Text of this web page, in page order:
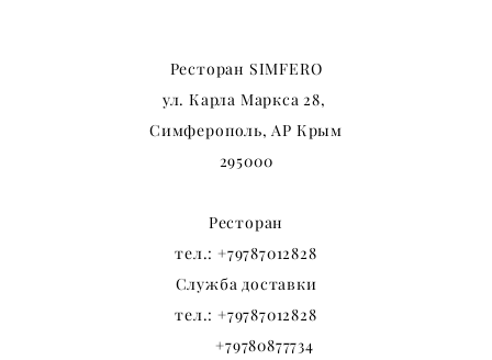
Ресторан SIMFERO
ул. Карла Маркса28,
Симферополь, АР Крым
295000
Ресторан
тел.: +79787012828
Служба доставки
тел.: +79787012828
+79780877734